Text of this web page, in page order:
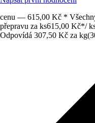
cenu — 615,00 Kč *
přepravu za ks615,00 Kč*/
Odpovídá 307,50 Kč za kg(